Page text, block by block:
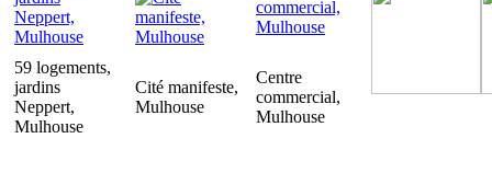
59 logements,
jardins
Neppert,
Mulhouse
Cité manifeste,
Mulhouse
Centre
commercial,
Mulhouse